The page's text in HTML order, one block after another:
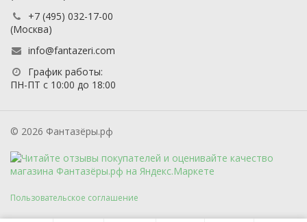
+7 (495) 032-17-00
(Москва)
info@fantazeri.com
График работы:
ПН-ПТ с 10:00 до 18:00
© 2026 Фантазёры.рф
Пользовательское соглашение